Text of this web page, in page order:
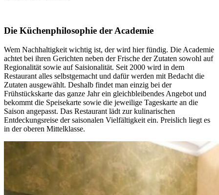
Die Küchenphilosophie der Academie
Wem Nachhaltigkeit wichtig ist, der wird hier fündig. Die Academie
achtet bei ihren Gerichten neben der Frische der Zutaten sowohl auf
Regionalität sowie auf Saisionalität. Seit 2000 wird in dem
Restaurant alles selbstgemacht und dafür werden mit Bedacht die
Zutaten ausgewählt. Deshalb findet man einzig bei der
Frühstückskarte das ganze Jahr ein gleichbleibendes Angebot und
bekommt die Speisekarte sowie die jeweilige Tageskarte an die
Saison angepasst. Das Restaurant lädt zur kulinarischen
Entdeckungsreise der saisonalen Vielfältigkeit ein. Preislich liegt es
in der oberen Mittelklasse.